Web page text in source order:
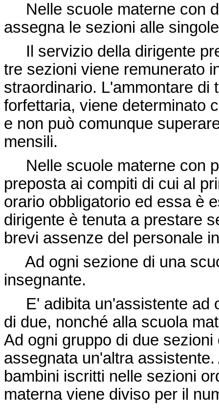
Nelle scuole materne con
assegna le sezioni alle
Il servizio della dirigente
tre sezioni viene remunerato
straordinario. L'ammontare di
forfettaria, viene determinato
e non può comunque
mensili.
Nelle scuole materne con
preposta ai compiti di cui al
orario obbligatorio ed essa è
dirigente è tenuta a prestare
brevi assenze del personale
Ad ogni sezione di una
insegnante.
E' adibita un'assistente ad
di due, nonché alla scuola
Ad ogni gruppo di due
assegnata un'altra
bambini iscritti nelle sezioni
materna viene diviso per il